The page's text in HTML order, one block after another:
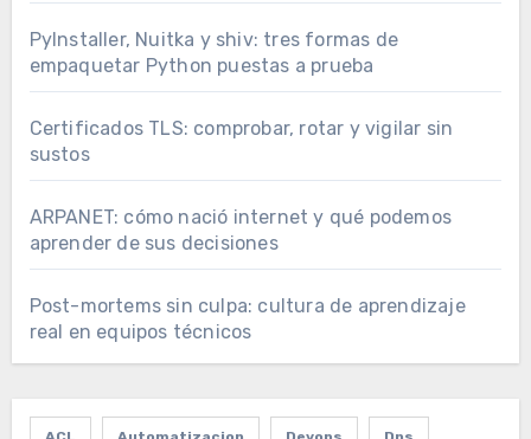
PyInstaller, Nuitka y shiv: tres formas de
empaquetar Python puestas a prueba
Certificados TLS: comprobar, rotar y vigilar sin
sustos
ARPANET: cómo nació internet y qué podemos
aprender de sus decisiones
Post-mortems sin culpa: cultura de aprendizaje
real en equipos técnicos